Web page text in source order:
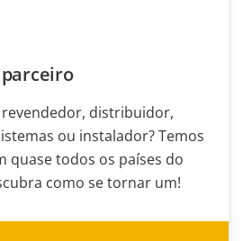
revendedor, distribuidor,
ou instalador? Temos
quase todos os países do
como se tornar um!